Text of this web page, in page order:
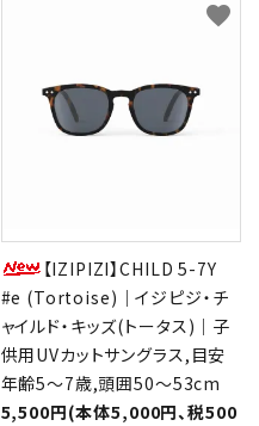
【IZIPIZI】CHILD 5-7Y
#e (Tortoise)｜イジピジ・チ
ャイルド・キッズ(トータス)｜子
供用UVカットサングラス,目安
年齢5～7歳,頭囲50～53cm
5,500円(本体5,000円、税500
favorite